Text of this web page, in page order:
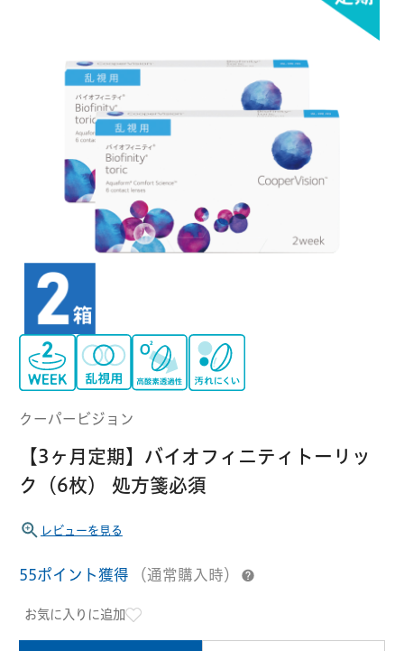
1MONTH / 1ヶ月 使い捨て
乱視用コンタクトレンズ
遠近両用
カラーコンタクトレンズ
ハード
ソフト
定期便
ケア用品
ソフト・使い捨て用
ハード用
オプション品
クーパービジョン ボシュロム
日本アルコン
アイレ
アイミー 東レ
検 索
INFORMATION
MYコンタクト（らくらく再購入）
はじめての方へ
おトク定期便
Myクーポン
ご利用案内
当社について
クーパービジョン
【3ヶ月定期】バイオフィニティトーリッ
ク（6枚） 処方箋必須
レビューを見る
55ポイント獲得 （通常購入時）
お気に入りに追加